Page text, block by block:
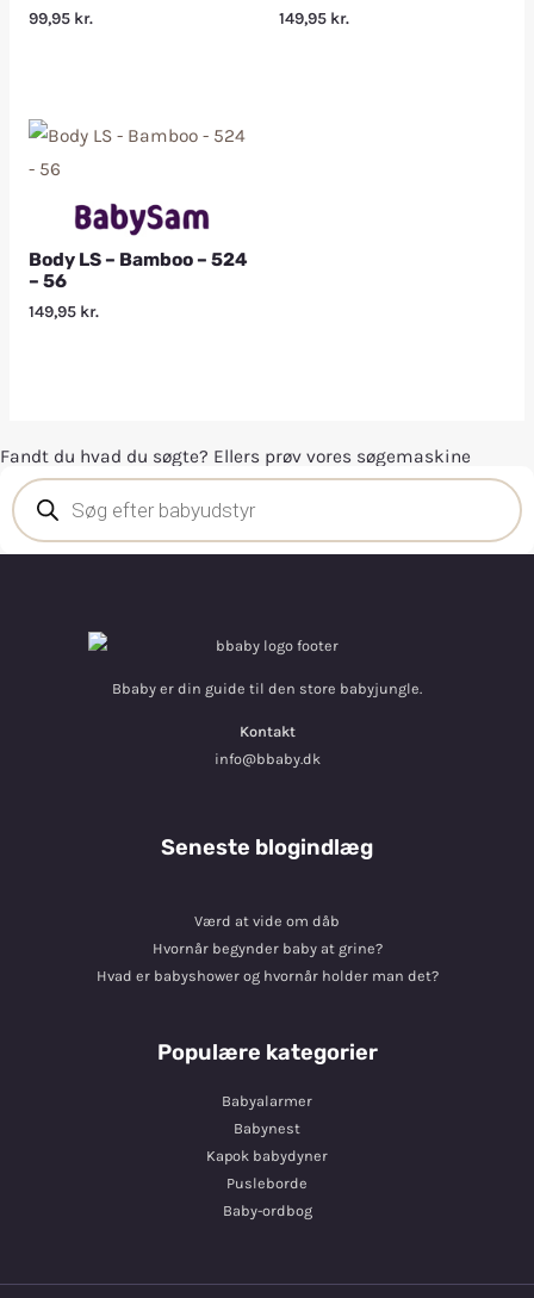
99,95 kr. 149,95 kr.
Body LS – Bamboo – 524
– 56
149,95 kr.
Fandt du hvad du søgte? Ellers prøv vores søgemaskine
Bbaby er din guide til den store babyjungle.
Kontakt
info@bbaby.dk
Seneste blogindlæg
Værd at vide om dåb
Hvornår begynder baby at grine?
Hvad er babyshower og hvornår holder man det?
Populære kategorier
Babyalarmer
Babynest
Kapok babydyner
Pusleborde
Baby-ordbog